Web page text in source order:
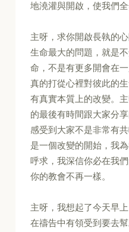
地澆灌與開啟，使我們全
主呀，求你開啟長執的
生命最大的問題，就是
命，不是有更多開會在
真的打從心裡對彼此的
有真實本質上的改變。
的最後有時間跟大家分
感受到大家不是非常有
是一個改變的開始，我
呼求，我深信你必在我
你的教會不再一樣。
主呀，我想起了今天早
在禱告中有領受到要去